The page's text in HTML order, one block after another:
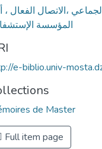
،الاتصال الفعال ،
المؤسسة
e-biblio.univ-
de Master
Full item page